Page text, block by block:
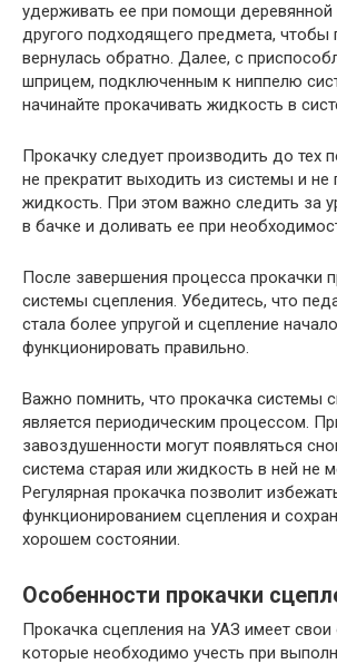
удерживать ее при помощи деревянной
другого подходящего предмета, чтобы
вернулась обратно. Далее, с
шприцем, подключенным к ниппелю
начинайте прокачивать жидкость в
Прокачку следует производить до тех
не прекратит выходить из системы и не
жидкость. При этом важно следить за
в бачке и доливать ее при
После завершения процесса прокачки
системы сцепления. Убедитесь, что
стала более упругой и сцепление начало
функционировать правильно.
Важно помнить, что прокачка системы
является периодическим процессом.
завоздушенности могут появляться
система старая или жидкость в ней не
Регулярная прокачка позволит
функционированием сцепления и
хорошем состоянии.
Особенности прокачки
Прокачка сцепления на УАЗ имеет свои
которые необходимо учесть при